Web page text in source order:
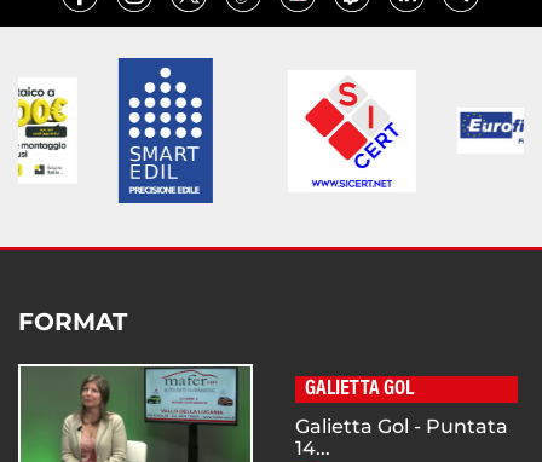
FORMAT
GALIETTA GOL
Galietta Gol - Puntata
14...